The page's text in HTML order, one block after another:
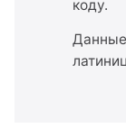
коду.